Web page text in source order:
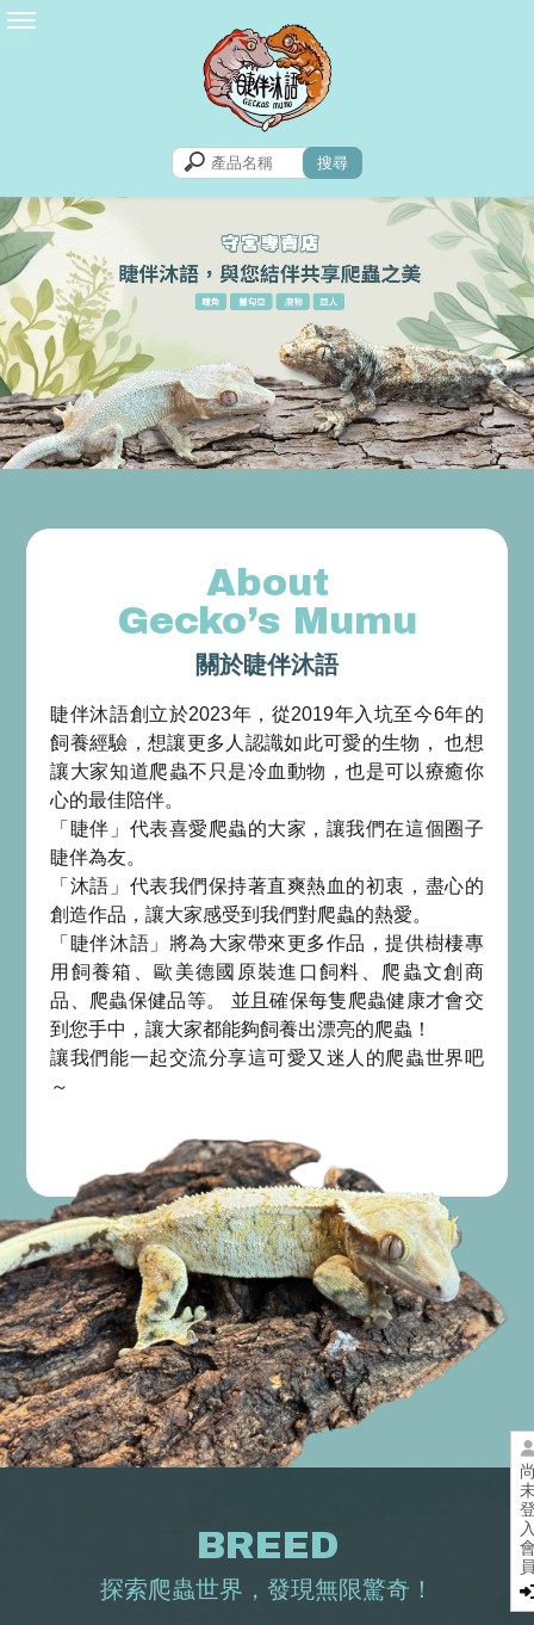
苗栗守宮爬蟲店
About
Gecko’s Mumu
關於睫伴沐語
睫伴沐語創立於2023年，從2019年入坑至今6年的
飼養經驗，想讓更多人認識如此可愛的生物， 也想
讓大家知道爬蟲不只是冷血動物，也是可以療癒你
心的最佳陪伴。
「睫伴」代表喜愛爬蟲的大家，讓我們在這個圈子
睫伴為友。
「沐語」代表我們保持著直爽熱血的初衷，盡心的
創造作品，讓大家感受到我們對爬蟲的熱愛。
「睫伴沐語」將為大家帶來更多作品，提供樹棲專
用飼養箱、歐美德國原裝進口飼料、爬蟲文創商
品、爬蟲保健品等。 並且確保每隻爬蟲健康才會交
到您手中，讓大家都能夠飼養出漂亮的爬蟲！
讓我們能一起交流分享這可愛又迷人的爬蟲世界吧
～
BREED
探索爬蟲世界，發現無限驚奇！